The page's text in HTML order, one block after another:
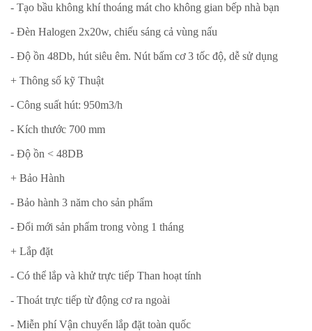
- Tạo bầu không khí thoáng mát cho không gian bếp nhà bạn
- Đèn Halogen 2x20w, chiếu sáng cả vùng nấu
- Độ ồn 48Db, hút siêu êm. Nút bấm cơ 3 tốc độ, dễ sử dụng
+ Thông số kỹ Thuật
- Công suất hút: 950m3/h
- Kích thước 700 mm
- Độ ồn < 48DB
+ Bảo Hành
- Bảo hành 3 năm cho sản phẩm
- Đổi mới sản phẩm trong vòng 1 tháng
+ Lắp đặt
- Có thể lắp và khử trực tiếp Than hoạt tính
- Thoát trực tiếp từ động cơ ra ngoài
- Miễn phí Vận chuyển lắp đặt toàn quốc